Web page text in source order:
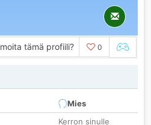
tämä profiili? 0
Mies
Kerron sinulle